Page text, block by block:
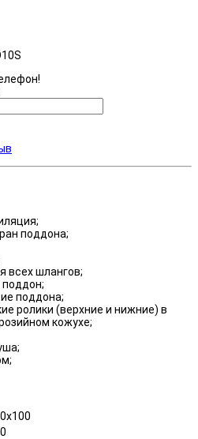
поддона;
всех шлангов;
поддона;
ролики (верхние и нижние) в
кожухе;